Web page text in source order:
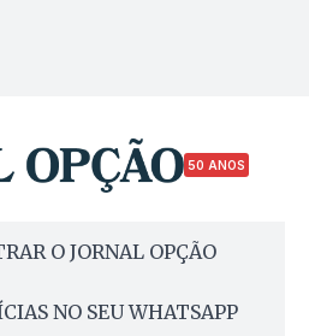
50 ANOS
O JORNAL OPÇÃO
NO SEU WHATSAPP